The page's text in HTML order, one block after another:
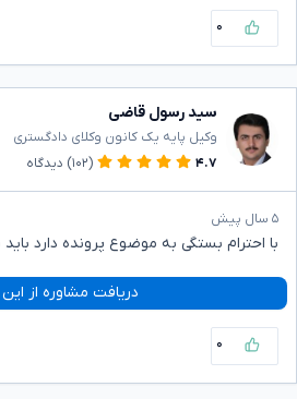
۰
سید رسول قاضی
وکیل پایه یک کانون وکلای دادگستری
۴.۷
(۱۰۲) دیدگاه
۵ سال پیش
با احترام بستگی به موضوع پرونده دارد
دریافت مشاوره از
۰